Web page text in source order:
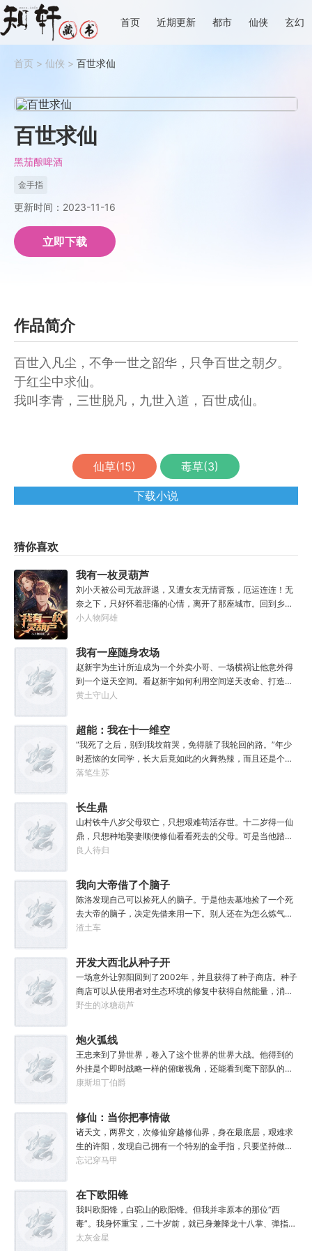
首页 近期更新 都市 仙侠 玄幻
首页 > 仙侠 > 百世求仙
百世求仙
黑茄酿啤酒
金手指
更新时间：2023-11-16
立即下载
作品简介
百世入凡尘，不争一世之韶华，只争百世之朝夕。
于红尘中求仙。
我叫李青，三世脱凡，九世入道，百世成仙。
仙草(15) 毒草(3)
下载小说
猜你喜欢
我有一枚灵葫芦
刘小天被公司无故辞退，又遭女友无情背叛，厄运连连！无
奈之下，只好怀着悲痛的心情，离开了那座城市。回到乡
下，当他得到一枚灵葫芦后，人生就发生了改变。有了灵葫
咦！一不小心，就变成乡村创业小能手，不仅拥有了财富，
还俘获了美人的芳心。从此，引领着村民们走上致富的道
路！
小人物阿雄
我有一座随身农场
赵新宇为生计所迫成为一个外卖小哥、一场横祸让他意外得
到一个逆天空间。看赵新宇如何利用空间逆天改命、打造出
不一样的农业帝国，创造出一段不一样的精彩人生。
黄土守山人
超能：我在十一维空
间轮回
“我死了之后，别到我坟前哭，免得脏了我轮回的路。”年少
时惹恼的女同学，长大后竟如此的火舞热辣，而且还是个异
能高手，可谓是仙姿佚貌，秀色可餐！追着美人儿加入神秘
所遗忘的恐怖的真相！！宇宙中，光是通过什么动力以及介
质传递的？时间的本质又是什么？宇宙大爆炸的扩张到底有
没有边界？十维之后又是什么样的存在？牧夫空洞、暗物
质、希格斯粒子、反物质湮灭、靴子空间、银心黑洞、巨引
源……这一切，又跟神秘力量有什么关系？风流养意的书生
徜徉其中，不经意错过了那一页。”悬壶济世的医生说：“医
者，是暗夜里的提灯者。寒冬之下，提灯者若在坚持，那这
个世界便还有的救！”
落笔生苏
长生鼎
山村铁牛八岁父母双亡，只想艰难苟活存世。十二岁得一仙
鼎，只想种地娶妻顺便修仙看看死去的父母。可是当他踏入
长生桥时，长生之路再也不能停下。一朝修仙三千年，回首
良人待归
我向大帝借了个脑子
陈洛发现自己可以捡死人的脑子。于是他去墓地捡了一个死
去大帝的脑子，决定先借来用一下。别人还在为怎么炼气烦
恼，如何筑基成功的。陈洛已经开始考虑大乘的第九十九套
渣土车
开发大西北从种子开
始
一场意外让郭阳回到了2002年，并且获得了种子商店。种子
商店可以从使用者对生态环境的修复中获得自然能量，消耗
自然能量便可以购买和定制各种各样的种子。从此以后：戈
场，轰隆的机械……一个国际农业巨头从西北地区急速崛
起。
野生的冰糖葫芦
炮火弧线
王忠来到了异世界，卷入了这个世界的世界大战。他得到的
外挂是个即时战略一样的俯瞰视角，还能看到麾下部队的视
野！于是他果断开始微操：“机枪阵地左移五厘米！反坦克炮
帅权杖，再看看皇帝钦差背后的双头鹰旗。“在我的故乡有句
老话，‘王侯将相宁有种乎’，钦差大人，你可知道啊？”
康斯坦丁伯爵
修仙：当你把事情做
到极致
诸天文，两界文，次修仙穿越修仙界，身在最底层，艰难求
生的许阳，发现自己拥有一个特别的金手指，只要坚持做一
件事情，就能获得化腐朽为神奇的力量。吃饭：固本培元，
不老……呼吸：龟息吐纳，心血如潮，气动山河……走路：日
行千里，缩地成寸，担山赶月……无论凡俗种种，还是修真
百艺，只要持之以恒，就能极尽升华。凭此，许阳从一个小
小的渔夫开始，成为史上最强的十里坡剑神！
忘记穿马甲
在下欧阳锋
我叫欧阳锋，白驼山的欧阳锋。但我并非原本的那位“西
毒”。我身怀重宝，二十岁前，就已身兼降龙十八掌、弹指神
通、龙象般若功等诸多绝学。我甚至还结识了几个异界“网
太灰金星